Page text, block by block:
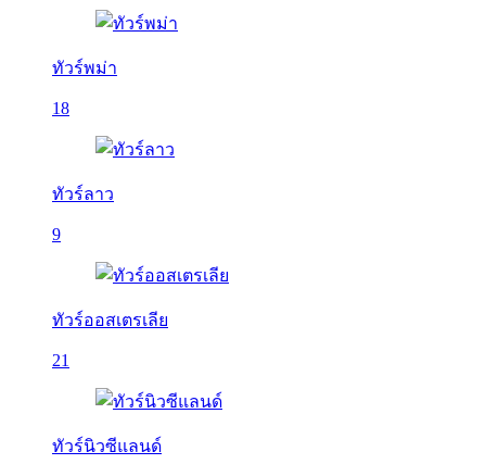
ทัวร์พม่า
18
ทัวร์ลาว
9
ทัวร์ออสเตรเลีย
21
ทัวร์นิวซีแลนด์